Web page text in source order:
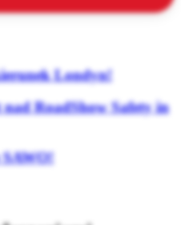
Londyn!
RoadShow Safety in